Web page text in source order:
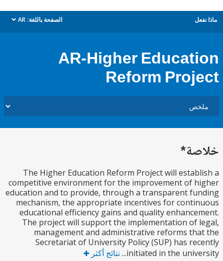
الصفحة باللغة: AR
dropdown
AR-Higher
Reform
The Higher Education Reform Project will
competitive environment for the improvement of
education and to provide, through a transparent
mechanism, the appropriate incentives for
educational efficiency gains and quality
The project will support the implementation of
management and administrative reforms
Secretariat of University Policy (SUP) has
initiated in the نتائج أكثر